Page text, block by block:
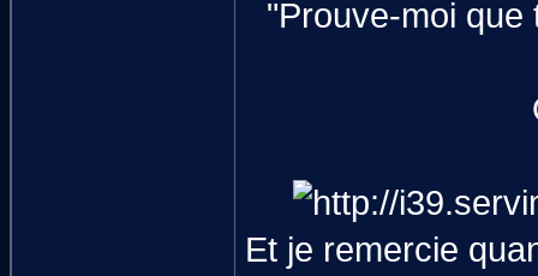
"Prouve-moi que
Et je remercie